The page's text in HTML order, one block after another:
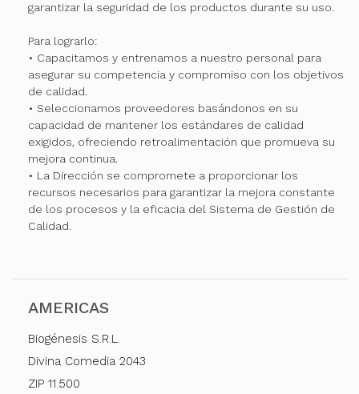
garantizar la seguridad de los productos durante su uso.
Para lograrlo:
• Capacitamos y entrenamos a nuestro personal para
asegurar su competencia y compromiso con los objetivos
de calidad.
• Seleccionamos proveedores basándonos en su
capacidad de mantener los estándares de calidad
exigidos, ofreciendo retroalimentación que promueva su
mejora continua.
• La Dirección se compromete a proporcionar los
recursos necesarios para garantizar la mejora constante
de los procesos y la eficacia del Sistema de Gestión de
Calidad.
AMERICAS
Biogénesis S.R.L.
Divina Comedia 2043
ZIP 11.500